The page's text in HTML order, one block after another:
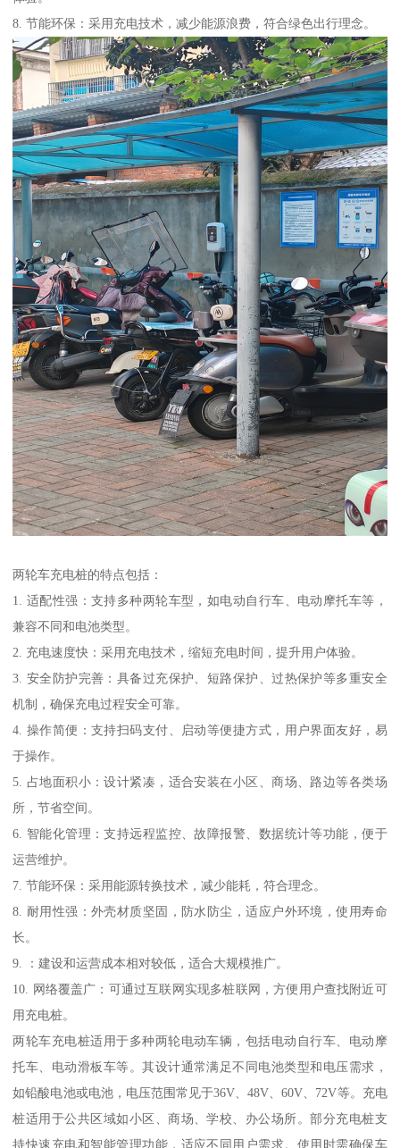
8. 节能环保：采用充电技术，减少能源浪费，符合绿色出行理念。
两轮车充电桩的特点包括：
1. 适配性强：支持多种两轮车型，如电动自行车、电动摩托车等，
兼容不同和电池类型。
2. 充电速度快：采用充电技术，缩短充电时间，提升用户体验。
3. 安全防护完善：具备过充保护、短路保护、过热保护等多重安全
机制，确保充电过程安全可靠。
4. 操作简便：支持扫码支付、启动等便捷方式，用户界面友好，易
于操作。
5. 占地面积小：设计紧凑，适合安装在小区、商场、路边等各类场
所，节省空间。
6. 智能化管理：支持远程监控、故障报警、数据统计等功能，便于
运营维护。
7. 节能环保：采用能源转换技术，减少能耗，符合理念。
8. 耐用性强：外壳材质坚固，防水防尘，适应户外环境，使用寿命
长。
9. ：建设和运营成本相对较低，适合大规模推广。
10. 网络覆盖广：可通过互联网实现多桩联网，方便用户查找附近可
用充电桩。
两轮车充电桩适用于多种两轮电动车辆，包括电动自行车、电动摩
托车、电动滑板车等。其设计通常满足不同电池类型和电压需求，
如铅酸电池或电池，电压范围常见于36V、48V、60V、72V等。充电
桩适用于公共区域如小区、商场、学校、办公场所。部分充电桩支
持快速充电和智能管理功能，适应不同用户需求。使用时需确保车